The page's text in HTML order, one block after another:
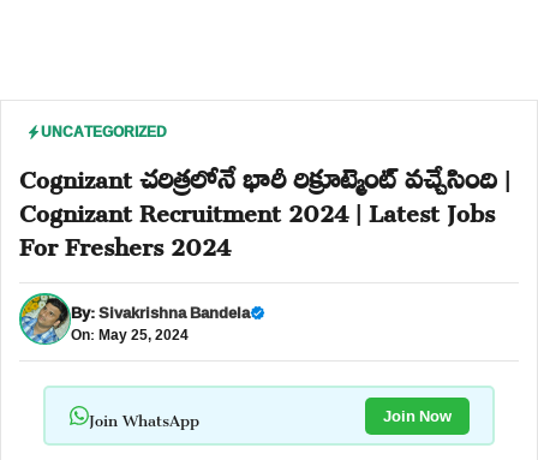
UNCATEGORIZED
Cognizant చరిత్రలోనే భారీ రిక్రూట్మెంట్ వచ్చేసింది |
Cognizant Recruitment 2024 | Latest Jobs
For Freshers 2024
By:Sivakrishna Bandela
On: May 25, 2024
Join WhatsApp Join Now